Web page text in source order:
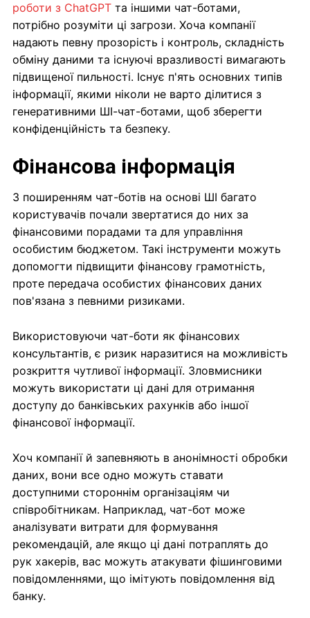
роботи з ChatGPT та іншими чат-ботами,
потрібно розуміти ці загрози. Хоча компанії
надають певну прозорість і контроль, складність
обміну даними та існуючі вразливості вимагають
підвищеної пильності. Існує п'ять основних типів
інформації, якими ніколи не варто ділитися з
генеративними ШІ-чат-ботами, щоб зберегти
конфіденційність та безпеку.
Фінансова інформація
З поширенням чат-ботів на основі ШІ багато
користувачів почали звертатися до них за
фінансовими порадами та для управління
особистим бюджетом. Такі інструменти можуть
допомогти підвищити фінансову грамотність,
проте передача особистих фінансових даних
пов'язана з певними ризиками.
Використовуючи чат-боти як фінансових
консультантів, є ризик наразитися на можливість
розкриття чутливої інформації. Зловмисники
можуть використати ці дані для отримання
доступу до банківських рахунків або іншої
фінансової інформації.
Хоч компанії й запевняють в анонімності обробки
даних, вони все одно можуть ставати
доступними стороннім організаціям чи
співробітникам. Наприклад, чат-бот може
аналізувати витрати для формування
рекомендацій, але якщо ці дані потраплять до
рук хакерів, вас можуть атакувати фішинговими
повідомленнями, що імітують повідомлення від
банку.